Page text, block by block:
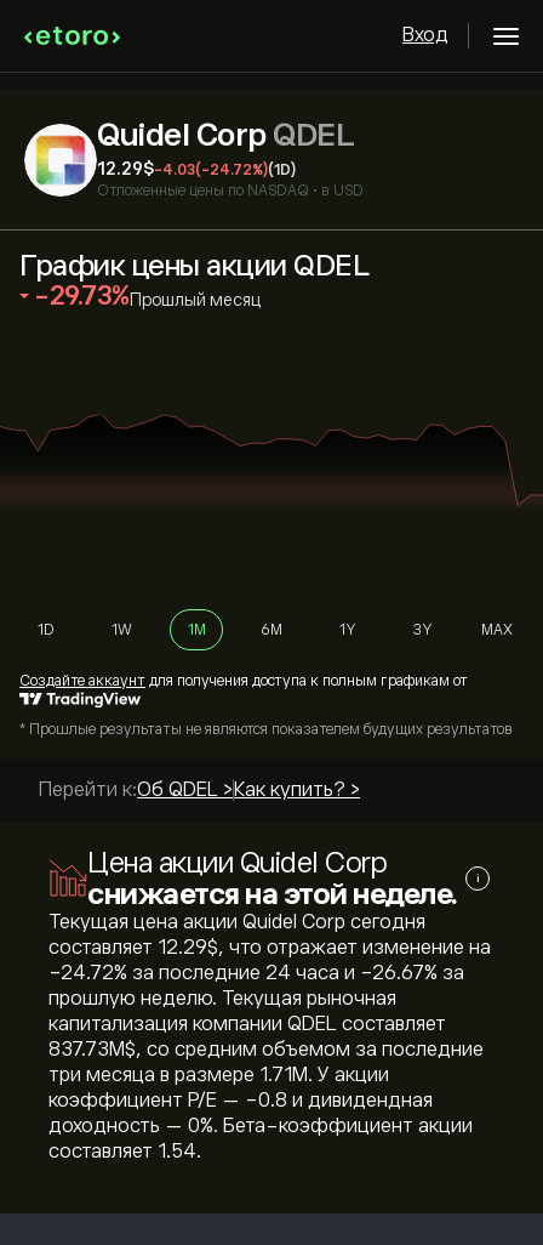
Вход
Quidel Corp QDEL
12.29‎$‎-4.03(-24.72%)(1D)
Отложенные цены по NASDAQ • в USD
График цены акции QDEL
‎-29.73‎ Прошлый месяц
1D 1W 1M 6M 1Y 3Y MAX
Cоздайте аккаунт для получения доступа к полным графикам от
* Прошлые результаты не являются показателем будущих результатов
Перейти к:Об QDEL > Как купить? >
Цена акции Quidel Corp
снижается на этой неделе.
i
Текущая цена акции Quidel Corp сегодня
составляет 12.29‎$‎, что отражает изменение на
‎-24.72‎% за последние 24 часа и ‎-26.67‎% за
прошлую неделю. Текущая рыночная
капитализация компании QDEL составляет
837.73M‎$‎, со средним объемом за последние
три месяца в размере 1.71M. У акции
коэффициент P/E — -0.8 и дивидендная
доходность — 0%. Бета-коэффициент акции
составляет 1.54.